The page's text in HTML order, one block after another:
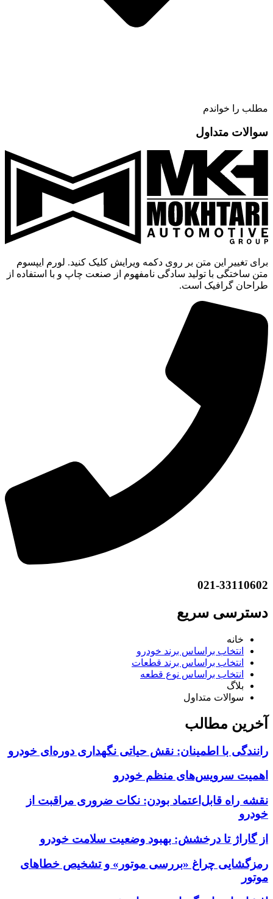
مطلب را خواندم
سوالات متداول
برای تغییر این متن بر روی دکمه ویرایش کلیک کنید. لورم ایپسوم
متن ساختگی با تولید سادگی نامفهوم از صنعت چاپ و با استفاده از
طراحان گرافیک است.
021-33110602
دسترسی سریع
خانه
انتخاب براساس برند خودرو
انتخاب براساس برند قطعات
انتخاب براساس نوع قطعه
بلاگ
سوالات متداول
آخرین مطالب
رانندگی با اطمینان: نقش حیاتی نگهداری دوره‌ای خودرو
اهمیت سرویس‌های منظم خودرو
نقشه راه قابل‌اعتماد بودن: نکات ضروری مراقبت از
خودرو
از گاراژ تا درخشش: بهبود وضعیت سلامت خودرو
رمزگشایی چراغ «بررسی موتور» و تشخیص خطاهای
موتور